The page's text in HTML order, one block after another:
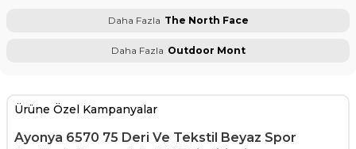
Daha Fazla The North Face
Daha Fazla Outdoor Mont
Ürüne Özel Kampanyalar
Ayonya 6570 75 Deri Ve Tekstil Beyaz Spor